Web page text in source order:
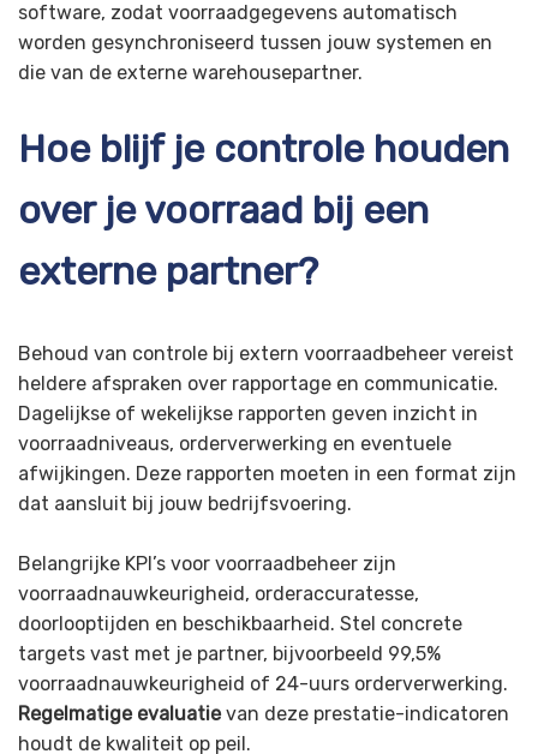
software, zodat voorraadgegevens automatisch
worden gesynchroniseerd tussen jouw systemen en
die van de externe warehousepartner.
Hoe blijf je controle houden
over je voorraad bij een
externe partner?
Behoud van controle bij extern voorraadbeheer vereist
heldere afspraken over rapportage en communicatie.
Dagelijkse of wekelijkse rapporten geven inzicht in
voorraadniveaus, orderverwerking en eventuele
afwijkingen. Deze rapporten moeten in een format zijn
dat aansluit bij jouw bedrijfsvoering.
Belangrijke KPI’s voor voorraadbeheer zijn
voorraadnauwkeurigheid, orderaccuratesse,
doorlooptijden en beschikbaarheid. Stel concrete
targets vast met je partner, bijvoorbeeld 99,5%
voorraadnauwkeurigheid of 24-uurs orderverwerking.
Regelmatige evaluatievan deze prestatie-indicatoren
houdt de kwaliteit op peil.